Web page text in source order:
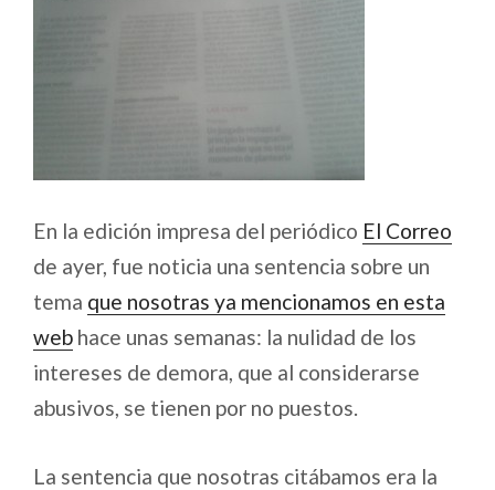
En la edición impresa del periódico El Correo
de ayer, fue noticia una sentencia sobre un
tema que nosotras ya mencionamos en esta
web hace unas semanas: la nulidad de los
intereses de demora, que al considerarse
abusivos, se tienen por no puestos.
La sentencia que nosotras citábamos era la